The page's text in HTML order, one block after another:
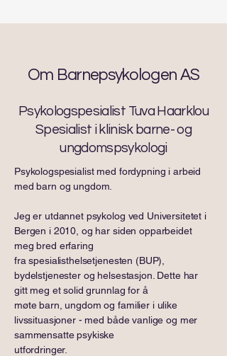
Om Barnepsykologen AS
Psykologspesialist Tuva Haarklou
Spesialist i klinisk barne- og
ungdomspsykologi
Psykologspesialist med fordypning i arbeid
med barn og ungdom.
Jeg er utdannet psykolog ved Universitetet i
Bergen i 2010, og har siden opparbeidet
meg bred erfaring
fra spesialisthelsetjenesten (BUP),
bydelstjenester og helsestasjon. Dette har
gitt meg et solid grunnlag for å
møte barn, ungdom og familier i ulike
livssituasjoner - med både vanlige og mer
sammensatte psykiske
utfordringer.